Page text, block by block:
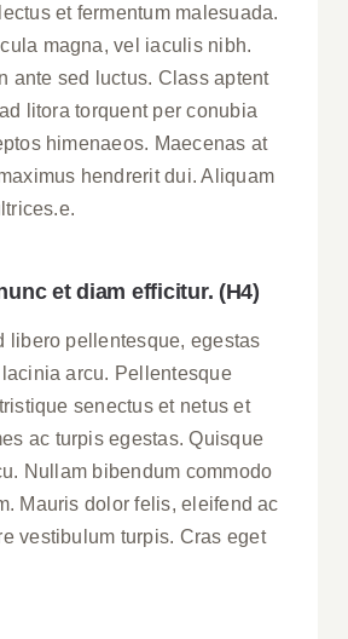
et fermentum malesuada.
magna, vel iaculis nibh.
ante sed luctus. Class aptent
litora torquent per conubia
himenaeos. Maecenas at
hendrerit dui. Aliquam
et diam efficitur. (H4)
libero pellentesque, egestas
arcu. Pellentesque
senectus et netus et
ac turpis egestas. Quisque
Nullam bibendum commodo
Mauris dolor felis, eleifend ac
vestibulum turpis. Cras eget